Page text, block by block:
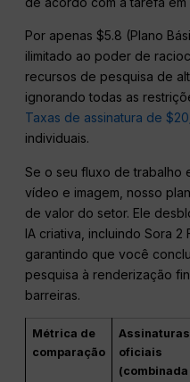
Por apenas $5.8 (Plano
ilimitado ao poder de
recursos de pesquisa de
ignorando todas as
Taxas de assinatura de
individuais.
Se o seu fluxo de trabalho
vídeo e imagem, nosso
de valor do setor. Ele
IA criativa, incluindo Sora 2
garantindo que você
pesquisa à renderização
barreiras.
Métrica de
comparação
Assinaturas
oficiais
(combinada